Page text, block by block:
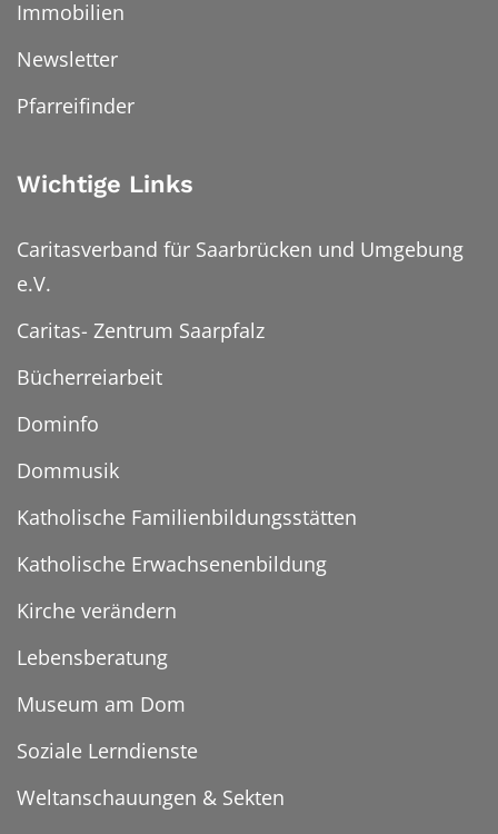
Immobilien
Newsletter
Pfarreifinder
Wichtige Links
Caritasverband für Saarbrücken und Umgebung
e.V.
Caritas- Zentrum Saarpfalz
Bücherreiarbeit
Dominfo
Dommusik
Katholische Familienbildungsstätten
Katholische Erwachsenenbildung
Kirche verändern
Lebensberatung
Museum am Dom
Soziale Lerndienste
Weltanschauungen & Sekten